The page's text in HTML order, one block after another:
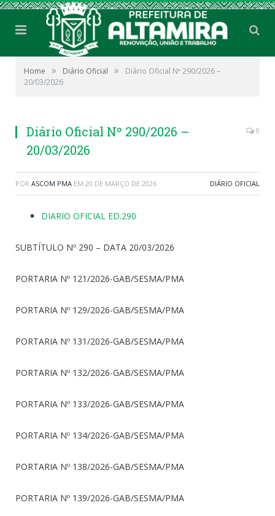
Home » Diário Oficial »
Diário Oficial Nº 290/2026 –
20/03/2026
Diário Oficial Nº 290/2026 –
20/03/2026
0
POR ASCOM PMA EM 20 DE MARÇO DE 2026 DIÁRIO OFICIAL
DIARIO OFICIAL ED.290
SUBTÍTULO Nº 290 – DATA 20/03/2026
PORTARIA Nº 121/2026-GAB/SESMA/PMA
PORTARIA Nº 129/2026-GAB/SESMA/PMA
PORTARIA Nº 131/2026-GAB/SESMA/PMA
PORTARIA Nº 132/2026-GAB/SESMA/PMA
PORTARIA Nº 133/2026-GAB/SESMA/PMA
PORTARIA Nº 134/2026-GAB/SESMA/PMA
PORTARIA Nº 138/2026-GAB/SESMA/PMA
PORTARIA Nº 139/2026-GAB/SESMA/PMA